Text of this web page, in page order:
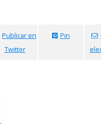
Publicar en
Twitter
Pin